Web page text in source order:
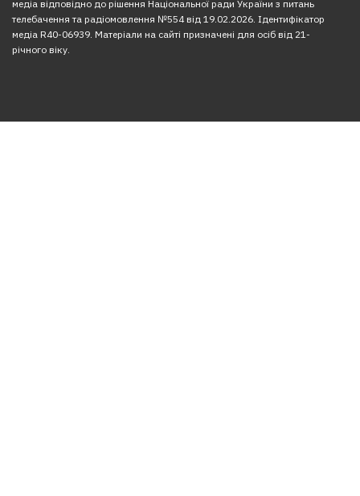
медіа відповідно до рішення Національної ради України з питань
телебачення та радіомовлення №554 від 19.02.2026. Ідентифікатор
медіа R40-06939. Матеріали на сайті призначені для осіб від 21-
річного віку.